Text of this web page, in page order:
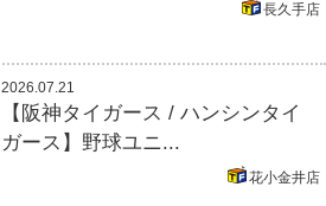
長久手店
2026.07.21
【阪神タイガース / ハンシンタイ
ガース】野球ユニ...
花小金井店